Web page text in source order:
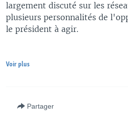
largement discuté sur les
plusieurs personnalités de
le président à agir.
Voir plus
Partager